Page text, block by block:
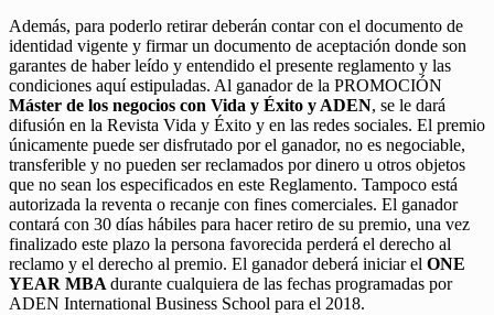
Además, para poderlo retirar deberán contar con el documento de
identidad vigente y firmar un documento de aceptación donde son
garantes de haber leído y entendido el presente reglamento y las
condiciones aquí estipuladas. Al ganador de la PROMOCIÓN
Máster de los negocios con Vida y Éxito y ADEN, se le dará
difusión en la Revista Vida y Éxito y en las redes sociales. El premio
únicamente puede ser disfrutado por el ganador, no es negociable,
transferible y no pueden ser reclamados por dinero u otros objetos
que no sean los especificados en este Reglamento. Tampoco está
autorizada la reventa o recanje con fines comerciales. El ganador
contará con 30 días hábiles para hacer retiro de su premio, una vez
finalizado este plazo la persona favorecida perderá el derecho al
reclamo y el derecho al premio. El ganador deberá iniciar el ONE
YEAR MBA durante cualquiera de las fechas programadas por
ADEN International Business School para el 2018.